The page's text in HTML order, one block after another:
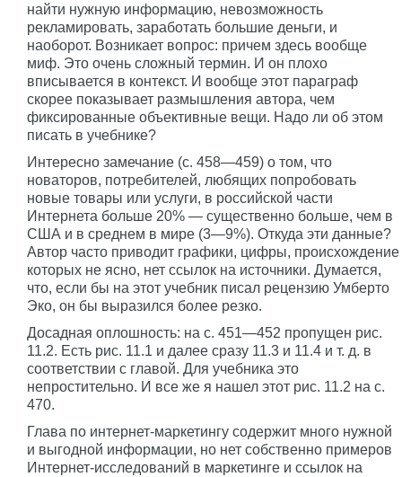
найти нужную информацию, невозможность
рекламировать, заработать большие деньги, и
наоборот. Возникает вопрос: причем здесь вообще
миф. Это очень сложный термин. И он плохо
вписывается в контекст. И вообще этот параграф
скорее показывает размышления автора, чем
фиксированные объективные вещи. Надо ли об этом
писать в учебнике?
Интересно замечание (с. 458—459) о том, что
новаторов, потребителей, любящих попробовать
новые товары или услуги, в российской части
Интернета больше 20% — существенно больше, чем в
США и в среднем в мире (3—9%). Откуда эти данные?
Автор часто приводит графики, цифры, происхождение
которых не ясно, нет ссылок на источники. Думается,
что, если бы на этот учебник писал рецензию Умберто
Эко, он бы выразился более резко.
Досадная оплошность: на с. 451—452 пропущен рис.
11.2. Есть рис. 11.1 и далее сразу 11.3 и 11.4 и т. д. в
соответствии с главой. Для учебника это
непростительно. И все же я нашел этот рис. 11.2 на с.
470.
Глава по интернет-маркетингу содержит много нужной
и выгодной информации, но нет собственно примеров
Интернет-исследований в маркетинге и ссылок на